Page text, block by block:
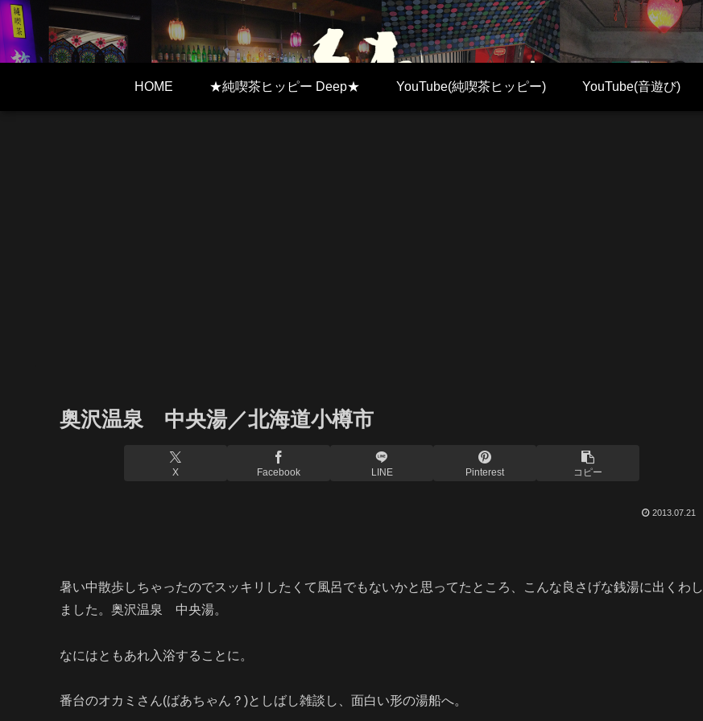
HOME ★純喫茶ヒッピー Deep★ YouTube(純喫茶ヒッピー) YouTube(音遊び)
奥沢温泉 中央湯／北海道小樽市
X Facebook LINE Pinterest コピー
2013.07.21
暑い中散歩しちゃったのでスッキリしたくて風呂でもないかと思ってたところ、こんな良さげな銭湯に出くわし
ました。奥沢温泉 中央湯。
なにはともあれ入浴することに。
番台のオカミさん(ばあちゃん？)としばし雑談し、面白い形の湯船へ。